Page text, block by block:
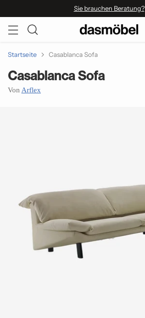
Sie brauchen Beratung?
Startseite Casablanca Sofa
Casablanca Sofa
Von Arflex